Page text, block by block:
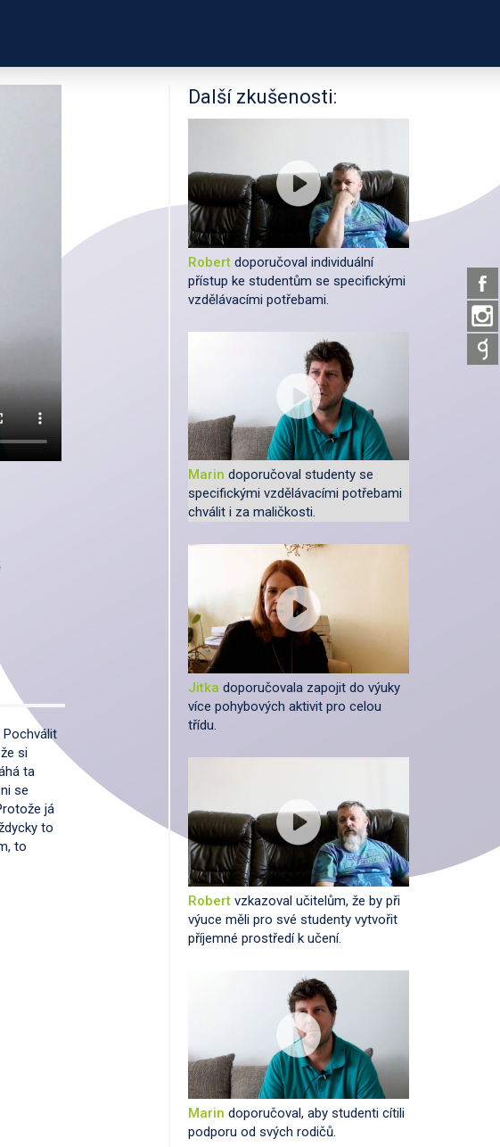
Pochválit
si
ta
se
já
to
to
Další zkušenosti:
Robert doporučoval individuální
přístup ke studentům se specifickými
vzdělávacími potřebami.
Marin doporučoval studenty se
specifickými vzdělávacími potřebami
chválit i za maličkosti.
Jitka doporučovala zapojit do výuky
více pohybových aktivit pro celou
třídu.
Robert vzkazoval učitelům, že by při
výuce měli pro své studenty vytvořit
příjemné prostředí k učení.
Marin doporučoval, aby studenti cítili
podporu od svých rodičů.